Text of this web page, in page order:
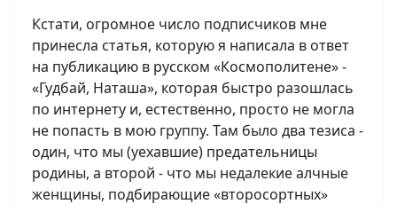
Кстати, огромное число подписчиков мне
принесла статья, которую я написала в ответ
на публикацию в русском «Космополитене» -
«Гудбай, Наташа», которая быстро разошлась
по интернету и, естественно, просто не могла
не попасть в мою группу. Там было два тезиса -
один, что мы (уехавшие) предательницы
родины, а второй - что мы недалекие алчные
женщины, подбирающие «второсортных»